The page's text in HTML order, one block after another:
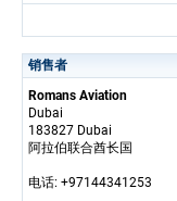
销售者
Romans Aviation
Dubai
183827 Dubai
阿拉伯联合酋长国
电话: +97144341253